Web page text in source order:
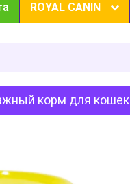
ROYAL CANIN
корм для кошек